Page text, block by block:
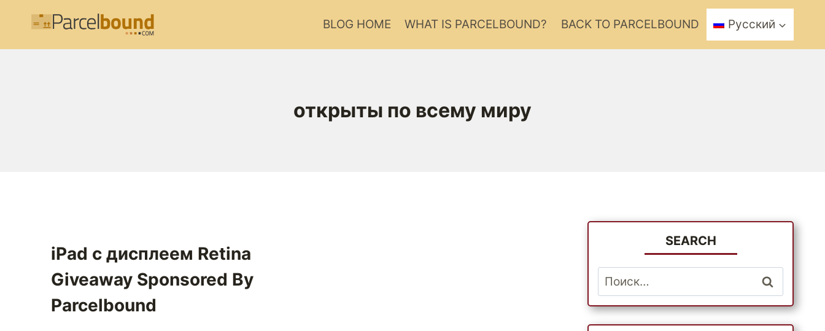
BLOG HOME WHAT IS PARCELBOUND? BACK TO PARCELBOUND Русский
открыты по всему миру
iPad с дисплеем Retina
Giveaway Sponsored By
Parcelbound
SEARCH
Найти: